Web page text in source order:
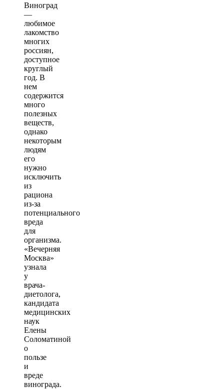
Виноград
—
любимое
лакомство
многих
россиян,
доступное
круглый
год. В
нем
содержится
много
полезных
веществ,
однако
некоторым
людям
его
нужно
исключить
из
рациона
из-за
потенциального
вреда
для
организма.
«Вечерняя
Москва»
узнала
у
врача-
диетолога,
кандидата
медицинских
наук
Елены
Соломатиной
о
пользе
и
вреде
винограда.